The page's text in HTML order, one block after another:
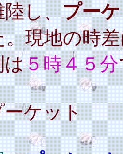
陸し、プー
現地の時
は５時４５分
ケット